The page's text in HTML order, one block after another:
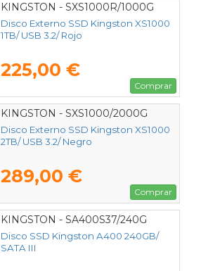
KINGSTON - SXS1000R/1000G
Disco Externo SSD Kingston XS1000
1TB/ USB 3.2/ Rojo
225,00 €
Comprar
KINGSTON - SXS1000/2000G
Disco Externo SSD Kingston XS1000
2TB/ USB 3.2/ Negro
289,00 €
Comprar
KINGSTON - SA400S37/240G
Disco SSD Kingston A400 240GB/
SATA III